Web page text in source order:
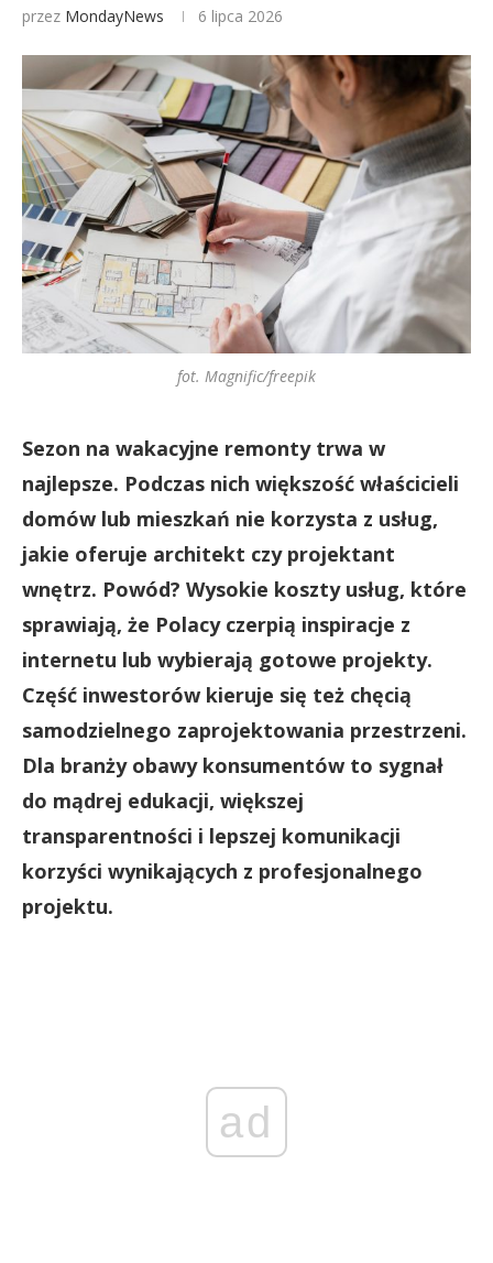
przez MondayNews 6 lipca 2026
fot. Magnific/freepik
Sezon na wakacyjne remonty trwa w
najlepsze. Podczas nich większość właścicieli
domów lub mieszkań nie korzysta z usług,
jakie oferuje architekt czy projektant
wnętrz. Powód? Wysokie koszty usług, które
sprawiają, że Polacy czerpią inspiracje z
internetu lub wybierają gotowe projekty.
Część inwestorów kieruje się też chęcią
samodzielnego zaprojektowania przestrzeni.
Dla branży obawy konsumentów to sygnał
do mądrej edukacji, większej
transparentności i lepszej komunikacji
korzyści wynikających z profesjonalnego
projektu.
ad